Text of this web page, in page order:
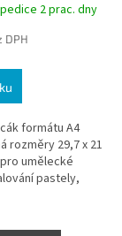
2 prac. dny
DPH
formátu A4
rozměry 29,7 x 21
umělecké
pastely,